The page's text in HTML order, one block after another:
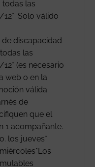
todas las
Solo válido
discapacidad
las
(es necesario
web o en la
válida
de
que el
1 acompañante.
los jueves*